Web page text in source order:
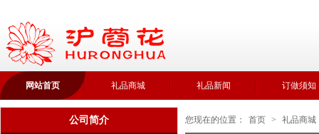
网站首页 礼品商城 礼品新闻 订做须知
公司简介 您现在的位置： 首页 > 礼品商城